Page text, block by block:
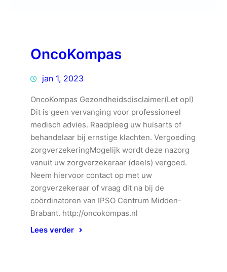
OncoKompas
jan 1, 2023
OncoKompas Gezondheidsdisclaimer(Let op!)
Dit is geen vervanging voor professioneel
medisch advies. Raadpleeg uw huisarts of
behandelaar bij ernstige klachten. Vergoeding
zorgverzekeringMogelijk wordt deze nazorg
vanuit uw zorgverzekeraar (deels) vergoed.
Neem hiervoor contact op met uw
zorgverzekeraar of vraag dit na bij de
coördinatoren van IPSO Centrum Midden-
Brabant. http://oncokompas.nl
Lees verder